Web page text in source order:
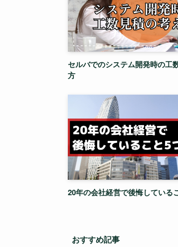
セルバでのシステム開発時の工
方
20年の会社経営で後悔している
おすすめ記事